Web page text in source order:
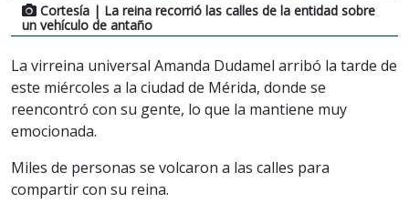
Cortesía | La reina recorrió las calles de la entidad sobre
un vehículo de antaño
La virreina universal Amanda Dudamel arribó la tarde de
este miércoles a la ciudad de Mérida, donde se
reencontró con su gente, lo que la mantiene muy
emocionada.
Miles de personas se volcaron a las calles para
compartir con su reina.